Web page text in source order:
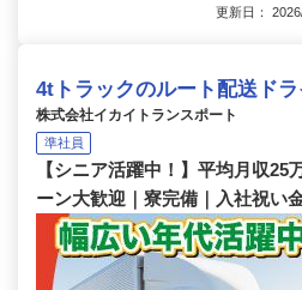
更新日：
4tトラックのルート配送ド
株式会社イカイトランスポート
準社員
【シニア活躍中！】平均月収25
ーン大歓迎｜寮完備｜入社祝い